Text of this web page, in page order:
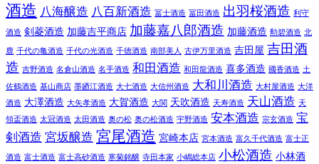
酒造 八海醸造 八百新酒造 冨士酒造 冨田酒造 出羽桜酒造 利守
酒造 剣菱酒造 加藤吉平商店 加藤嘉八郎酒造 加藤酒造 勲碧酒造 北
鹿 千代の亀酒造 千代の光酒造 千徳酒造 南部美人 古伊万里酒造 吉田屋 吉田酒
造 吉野酒造 名倉山酒造 名手酒造 和田酒造 和田龍酒造 喜多酒造 國香酒造 土
佐鶴酒造 基山商店 墨廼江酒造 大七酒造 大信州酒造 大和川酒造 大村屋酒造 大洋
酒造 大澤酒造 大矢孝酒造 大賀酒造 大関 天吹酒造 天寿酒造 天山酒造 天
領盃酒造 太冠酒造 太田酒造 奥の松 奥の松酒造 宇野酒造 安本酒造 宗玄酒造 宝
剣酒造 宮坂醸造 宮尾酒造 宮崎本店 宮本酒造 富久千代酒造 富士正
酒造 富士酒造 富士高砂酒造 寒菊銘醸 寺田本家 小嶋総本店 小松酒造 小林酒